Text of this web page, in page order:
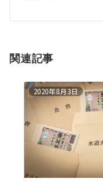
シ
ン
関連記事
2020年8月3日